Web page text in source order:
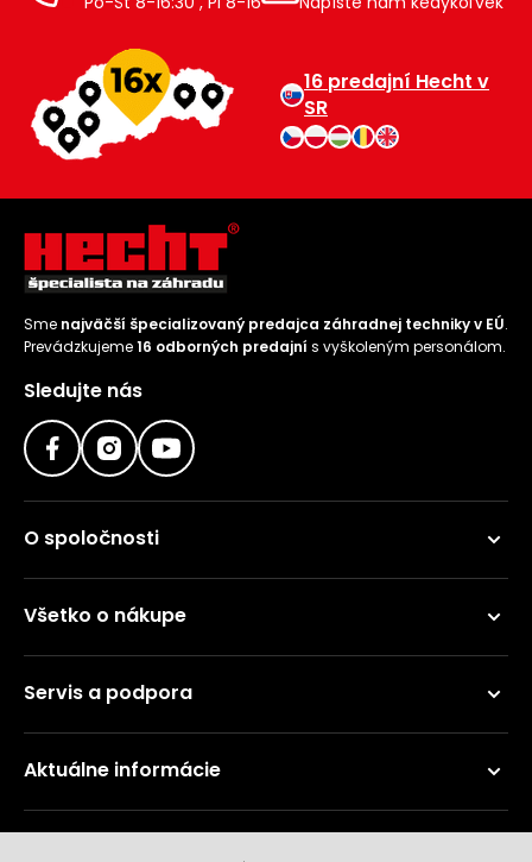
16 predajní Hecht v
SR
Sme najväčší špecializovaný predajca záhradnej techniky v EÚ.
Prevádzkujeme16 odborných predajní s vyškoleným personálom.
Sledujte nás
O spoločnosti
Všetko o nákupe
Servis a podpora
Aktuálne informácie